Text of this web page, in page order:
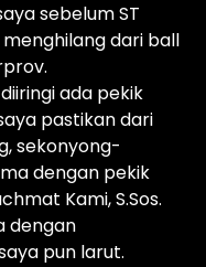
sebelum ST
dari ball
ada pekik
pastikan dari
sekonyong-
dengan pekik
Kami, S.Sos.
dengan
pun larut.